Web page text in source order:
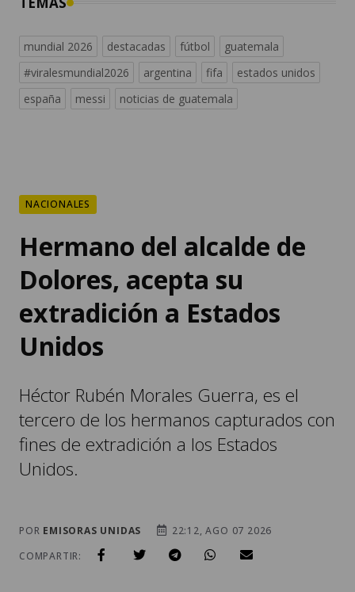
mundial 2026 destacadas fútbol
guatemala
#viralesmundial2026
argentina fifa
estados unidos
españa
messi noticias de guatemala
NACIONALES
Hermano del alcalde de
Dolores, acepta su
extradición a Estados
Unidos
Héctor Rubén Morales Guerra, es el
tercero de los hermanos capturados con
fines de extradición a los Estados
Unidos.
POR EMISORAS UNIDAS
22:12, AGO 07 2026
COMPARTIR: